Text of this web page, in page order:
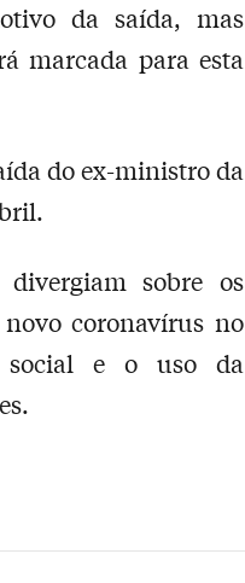
da saída, mas
marcada para esta
do ex-ministro da
sobre os
coronavírus no
social e o uso da